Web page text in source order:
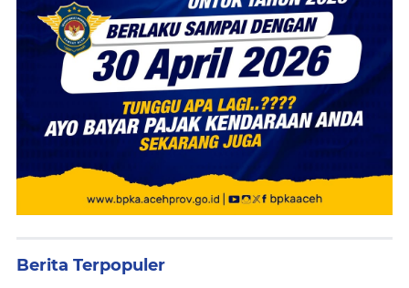
Berita Terpopuler